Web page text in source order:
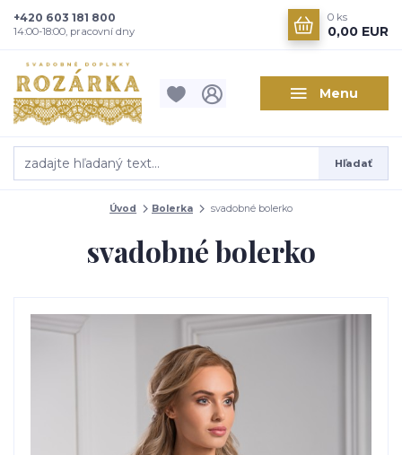
Menu
Hľadať
+420 603 181 800
14:00-18:00, pracovní dny
0 ks
0,00 EUR
Úvod Bolerka svadobné bolerko
svadobné bolerko